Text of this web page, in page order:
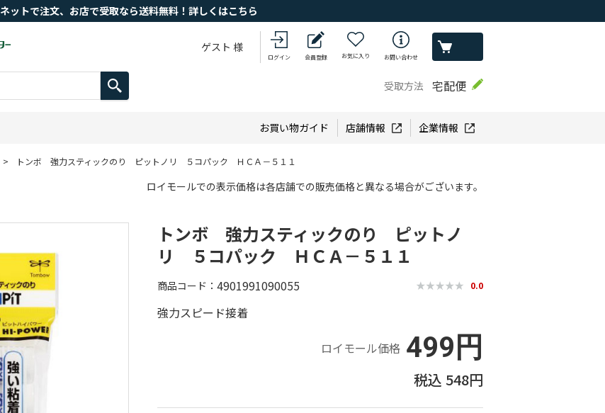
ネットで注文、お店で受取なら送料無料！詳しくはこちら
ゲスト 様
ログイン 会員登録 お気に入り お問い合わせ
受取方法 宅配便
お買い物ガイド 店舗情報 企業情報
> トンボ 強力スティックのり ピットノリ ５コパック ＨＣＡ－５１１
ロイモールでの表示価格は各店舗での販売価格と異なる場合がございます。
トンボ 強力スティックのり ピットノ
リ ５コパック ＨＣＡ－５１１
商品コード 4901991090055 0.0
強力スピード接着
ロイモール価格 499円
548円